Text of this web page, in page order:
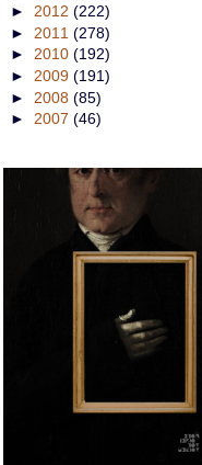
► 2012 (222)
► 2011 (278)
► 2010 (192)
► 2009 (191)
► 2008 (85)
► 2007 (46)